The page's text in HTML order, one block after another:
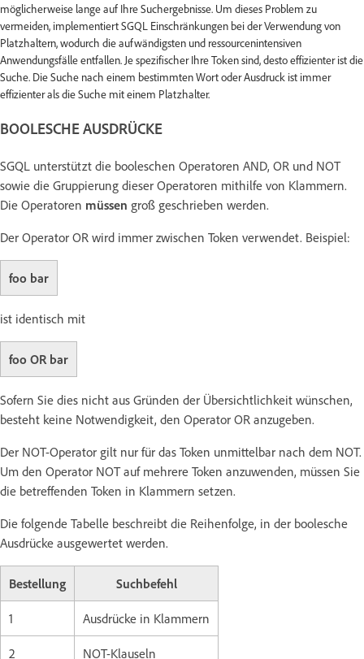
möglicherweise lange auf Ihre Suchergebnisse. Um dieses Problem zu
vermeiden, implementiert SGQL Einschränkungen bei der Verwendung von
Platzhaltern, wodurch die aufwändigsten und ressourcenintensiven
Anwendungsfälle entfallen. Je spezifischer Ihre Token sind, desto effizienter ist die
Suche. Die Suche nach einem bestimmten Wort oder Ausdruck ist immer
effizienter als die Suche mit einem Platzhalter.
BOOLESCHE AUSDRÜCKE
SGQL unterstützt die booleschen Operatoren AND, OR und NOT
sowie die Gruppierung dieser Operatoren mithilfe von Klammern.
Die Operatoren müssen groß geschrieben werden.
Der Operator OR wird immer zwischen Token verwendet. Beispiel:
foo bar
ist identisch mit
foo OR bar
Sofern Sie dies nicht aus Gründen der Übersichtlichkeit wünschen,
besteht keine Notwendigkeit, den Operator OR anzugeben.
Der NOT-Operator gilt nur für das Token unmittelbar nach dem NOT.
Um den Operator NOT auf mehrere Token anzuwenden, müssen Sie
die betreffenden Token in Klammern setzen.
Die folgende Tabelle beschreibt die Reihenfolge, in der boolesche
Ausdrücke ausgewertet werden.
Bestellung Suchbefehl
1 Ausdrücke in Klammern
2 NOT-Klauseln